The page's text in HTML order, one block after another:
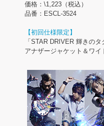
価格：\1,223（税込）
品番：ESCL-3524
【初回仕様限定】
「STAR DRIVER 輝きのタ
アナザージャケット＆ワ